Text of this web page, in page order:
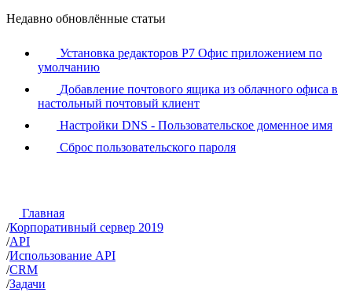
Недавно обновлённые статьи
Установка редакторов Р7 Офис приложением по
умолчанию
Добавление почтового ящика из облачного офиса в
настольный почтовый клиент
Настройки DNS - Пользовательское доменное имя
Сброс пользовательского пароля
Главная
/Корпоративный сервер 2019
/API
/Использование API
/CRM
/Задачи